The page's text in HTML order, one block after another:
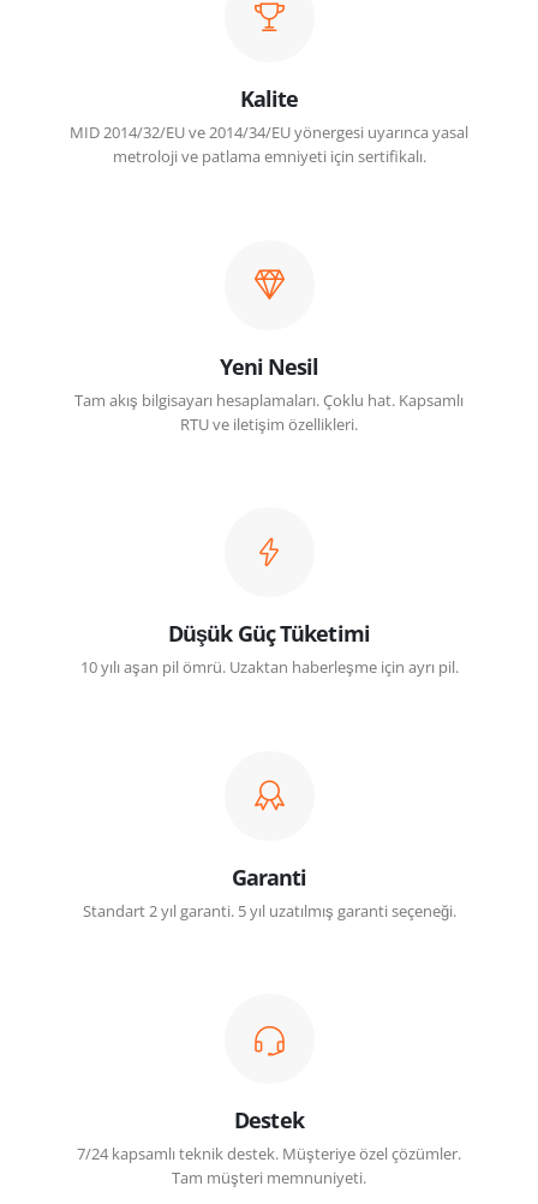
Kalite
MID 2014/32/EU ve 2014/34/EU yönergesi uyarınca yasal
metroloji ve patlama emniyeti için sertifikalı.
Yeni Nesil
Tam akış bilgisayarı hesaplamaları. Çoklu hat. Kapsamlı
RTU ve iletişim özellikleri.
Düşük Güç Tüketimi
10 yılı aşan pil ömrü. Uzaktan haberleşme için ayrı pil.
Garanti
Standart 2 yıl garanti. 5 yıl uzatılmış garanti seçeneği.
Destek
7/24 kapsamlı teknik destek. Müşteriye özel çözümler.
Tam müşteri memnuniyeti.